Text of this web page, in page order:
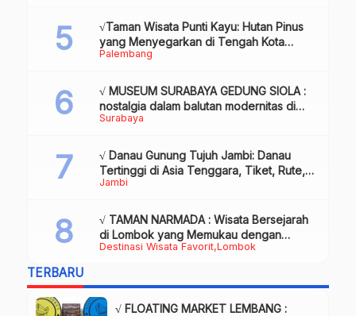
Palembang
√Taman Wisata Punti Kayu: Hutan Pinus
yang Menyegarkan di Tengah Kota
Palembang
Surabaya
√ MUSEUM SURABAYA GEDUNG SIOLA :
nostalgia dalam balutan modernitas di
tengah kota pahlawan, Review & Info
Jambi
√ Danau Gunung Tujuh Jambi: Danau
Tertinggi di Asia Tenggara, Tiket, Rute,
Daya Tarik & Tips Lengkap
Destinasi Wisata Favorit Lombok
√ TAMAN NARMADA : Wisata Bersejarah
di Lombok yang Memukau dengan
Keindahan Alam & Budaya
TERBARU
√ FLOATING MARKET LEMBANG :